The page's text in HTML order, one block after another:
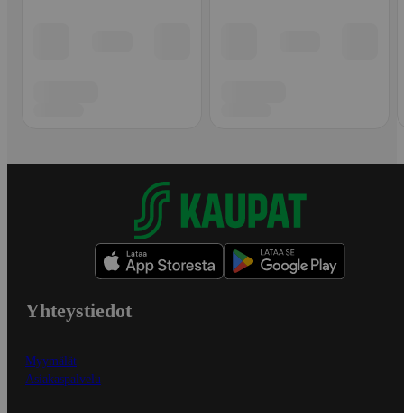
Yhteystiedot
Myymälät
Asiakaspalvelu